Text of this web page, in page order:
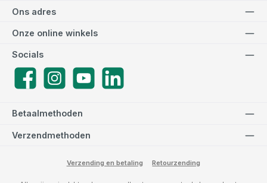
Betaalmethoden
Verzendmethoden
Ons adres
Socials
FacebookInstagramYouTube
Onze online winkels
Verzending en betaling Retourzending